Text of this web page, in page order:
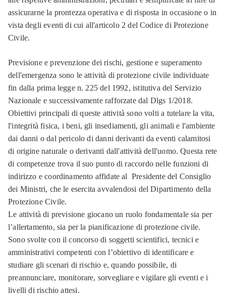
assicurarne la prontezza operativa e di risposta in occasione o in
vista degli eventi di cui all'articolo 2 del Codice di Protezione
Civile.
Previsione e prevenzione dei rischi, gestione e superamento
dell'emergenza sono le attività di protezione civile individuate
fin dalla prima legge n. 225 del 1992, istitutiva del Servizio
Nazionale e successivamente rafforzate dal Dlgs 1/2018.
Obiettivi principali di queste attività sono volti a tutelare la vita,
l'integrità fisica, i beni, gli insediamenti, gli animali e l'ambiente
dai danni o dal pericolo di danni derivanti da eventi calamitosi
di origine naturale o derivanti dall'attività dell'uomo. Questa rete
di competenze trova il suo punto di raccordo nelle funzioni di
indirizzo e coordinamento affidate al Presidente del Consiglio
dei Ministri, che le esercita avvalendosi del Dipartimento della
Protezione Civile.
Le attività di previsione giocano un ruolo fondamentale sia per
l’allertamento, sia per la pianificazione di protezione civile.
Sono svolte con il concorso di soggetti scientifici, tecnici e
amministrativi competenti con l’obiettivo di identificare e
studiare gli scenari di rischio e, quando possibile, di
preannunciare, monitorare, sorvegliare e vigilare gli eventi e i
livelli di rischio attesi.